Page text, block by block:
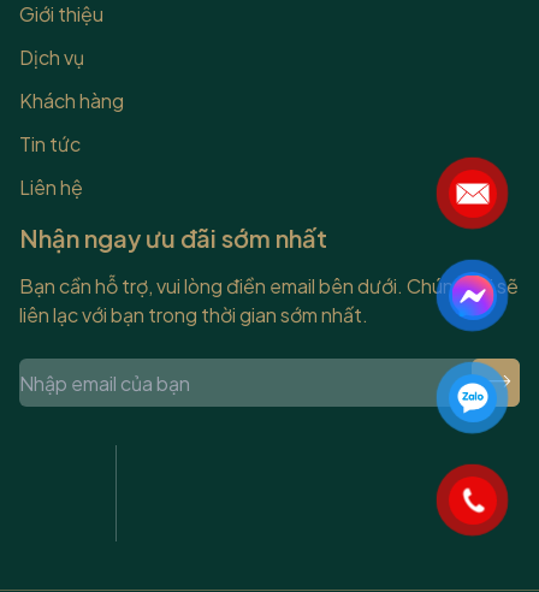
Giới thiệu
Dịch vụ
Khách hàng
Tin tức
Liên hệ
Nhận ngay ưu đãi sớm nhất
Bạn cần hỗ trợ, vui lòng điền email bên dưới. Chúng tôi sẽ
liên lạc với bạn trong thời gian sớm nhất.